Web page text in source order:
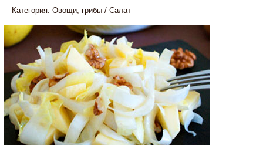
Категория: Овощи, грибы / Салат